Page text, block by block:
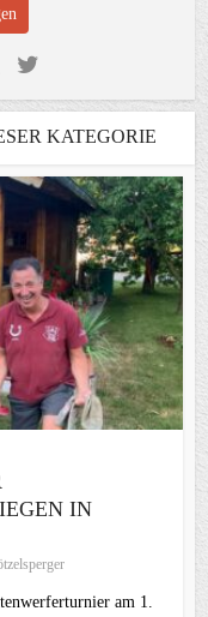
KATEGORIE
IN
am 1.